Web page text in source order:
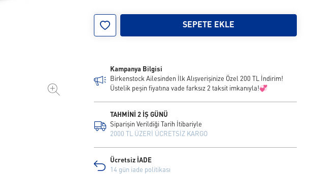
SEPETE EKLE
Kampanya Bilgisi
Birkenstock Ailesinden İlk Alışverişinize Özel 200 TL İndirim!
Üstelik peşin fiyatına vade farksız 2 taksit imkanıyla!💞
TAHMİNİ 2 İŞ GÜNÜ
Siparişin Verildiği Tarih İtibariyle
2000 TL ÜZERİ ÜCRETSİZ KARGO
Ücretsiz İADE
14 gün iade politikası